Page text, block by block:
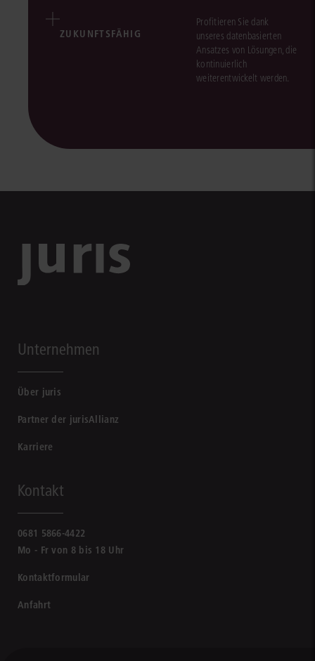
ZUKUNFTSFÄHIG
Profitieren Sie dank
unseres datenbasierten
Ansatzes von Lösungen, die
kontinuierlich
weiterentwickelt werden.
Unternehmen
Über juris
Partner der jurisAllianz
Karriere
Kontakt
0681 5866-4422
Mo - Fr von 8 bis 18 Uhr
Kontaktformular
Anfahrt